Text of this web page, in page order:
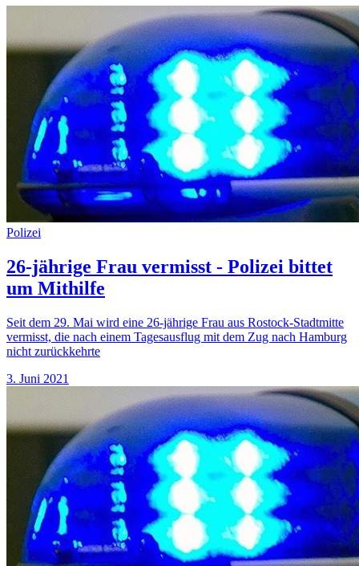
Polizei
26-jährige Frau vermisst - Polizei bittet
um Mithilfe
Seit dem 29. Mai wird eine 26-jährige Frau aus Rostock-Stadtmitte
vermisst, die nach einem Tagesausflug mit dem Zug nach Hamburg
nicht zurückkehrte
3. Juni 2021